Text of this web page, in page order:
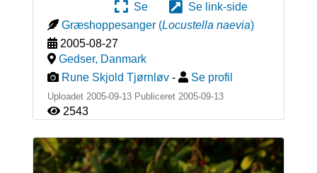
Se
Se link-side
Græshoppesanger (Locustella naevia)
2005-08-27
Gedser, Danmark
Rune Skjold Tjørnløv - Se profil
Uploadet 2005-09-13 Publiceret 2005-09-13
2543